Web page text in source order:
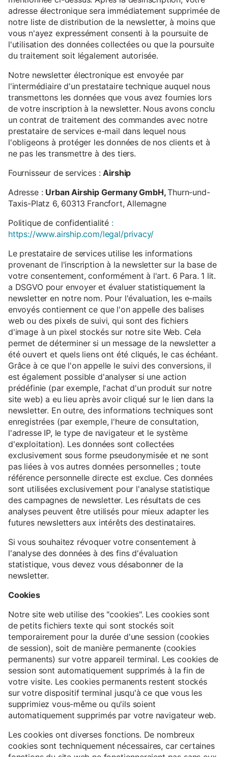
adresse électronique sera immédiatement supprimée de
notre liste de distribution de la newsletter, à moins que
vous n'ayez expressément consenti à la poursuite de
l'utilisation des données collectées ou que la poursuite
du traitement soit légalement autorisée.
Notre newsletter électronique est envoyée par
l'intermédiaire d'un prestataire technique auquel nous
transmettons les données que vous avez fournies lors
de votre inscription à la newsletter. Nous avons conclu
un contrat de traitement des commandes avec notre
prestataire de services e-mail dans lequel nous
l'obligeons à protéger les données de nos clients et à
ne pas les transmettre à des tiers.
Fournisseur de services :Airship
Adresse : Urban Airship Germany GmbH,Thurn-und-
Taxis-Platz 6, 60313 Francfort, Allemagne
Politique de confidentialité :
https://www.airship.com/legal/privacy/
Le prestataire de services utilise les informations
provenant de l'inscription à la newsletter sur la base de
votre consentement, conformément à l'art. 6 Para. 1 lit.
a DSGVO pour envoyer et évaluer statistiquement la
newsletter en notre nom. Pour l'évaluation, les e-mails
envoyés contiennent ce que l'on appelle des balises
web ou des pixels de suivi, qui sont des fichiers
d'image à un pixel stockés sur notre site Web. Cela
permet de déterminer si un message de la newsletter a
été ouvert et quels liens ont été cliqués, le cas échéant.
Grâce à ce que l'on appelle le suivi des conversions, il
est également possible d'analyser si une action
prédéfinie (par exemple, l'achat d'un produit sur notre
site web) a eu lieu après avoir cliqué sur le lien dans la
newsletter. En outre, des informations techniques sont
enregistrées (par exemple, l'heure de consultation,
l'adresse IP, le type de navigateur et le système
d'exploitation). Les données sont collectées
exclusivement sous forme pseudonymisée et ne sont
pas liées à vos autres données personnelles ; toute
référence personnelle directe est exclue. Ces données
sont utilisées exclusivement pour l'analyse statistique
des campagnes de newsletter. Les résultats de ces
analyses peuvent être utilisés pour mieux adapter les
futures newsletters aux intérêts des destinataires.
Si vous souhaitez révoquer votre consentement à
l'analyse des données à des fins d'évaluation
statistique, vous devez vous désabonner de la
newsletter.
Cookies
Notre site web utilise des "cookies". Les cookies sont
de petits fichiers texte qui sont stockés soit
temporairement pour la durée d'une session (cookies
de session), soit de manière permanente (cookies
permanents) sur votre appareil terminal. Les cookies de
session sont automatiquement supprimés à la fin de
votre visite. Les cookies permanents restent stockés
sur votre dispositif terminal jusqu'à ce que vous les
supprimiez vous-même ou qu'ils soient
automatiquement supprimés par votre navigateur web.
Les cookies ont diverses fonctions. De nombreux
cookies sont techniquement nécessaires, car certaines